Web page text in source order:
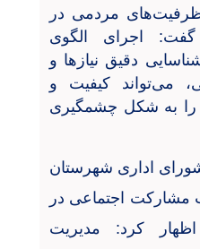
مردمی در
گفت: اجرای الگوی
دقیق نیازها و
می‌تواند کیفیت و
را به شکل چشمگیری
اداری شهرستان
مشارکت اجتماعی در
کرد: مدیریت